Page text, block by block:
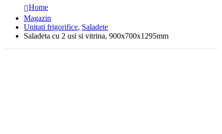
Home
Magazin
Unitati frigorifice, Saladete
Saladeta cu 2 usi si vitrina, 900x700x1295mm